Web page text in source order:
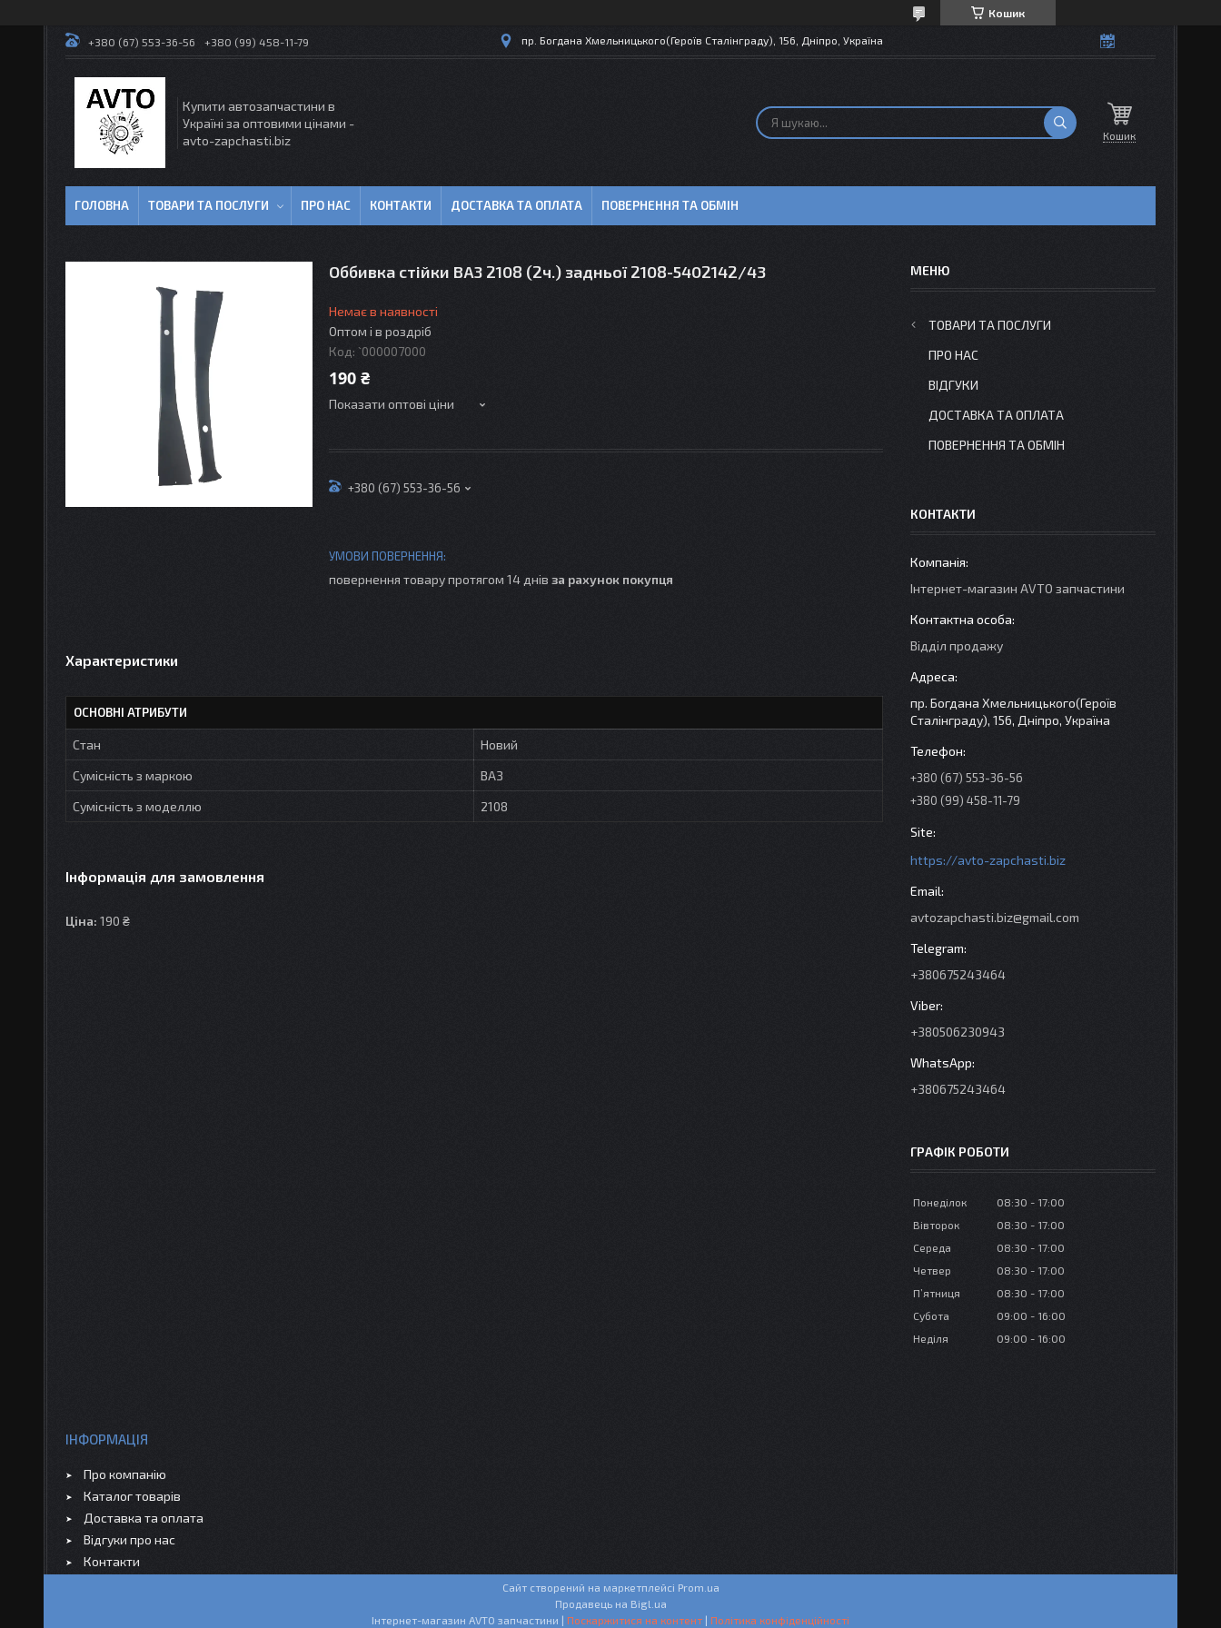
Кошик
+380 (67) 553-36-56 +380 (99) 458-11-79 пр. Богдана Хмельницького(Героїв Сталінграду), 156, Дніпро, Україна
Купити автозапчастини в
Україні за оптовими цінами -
avto-zapchasti.biz
Кошик
ГОЛОВНА ТОВАРИ ТА ПОСЛУГИ ПРО НАС КОНТАКТИ ДОСТАВКА ТА ОПЛАТА ПОВЕРНЕННЯ ТА ОБМІН
Оббивка стійки ВАЗ 2108 (2ч.) задньої 2108-5402142/43
Немає в наявності
Оптом і в роздріб
Код: `000007000
190 ₴
Показати оптові ціни
+380 (67) 553-36-56
повернення товару протягом 14 днів за рахунок покупця
Характеристики
ОСНОВНІ АТРИБУТИ
Стан
Новий
Сумісність з маркою
ВАЗ
Сумісність з моделлю
2108
Інформація для замовлення
Ціна: 190 ₴
ТОВАРИ ТА ПОСЛУГИ
ПРО НАС
ВІДГУКИ
ДОСТАВКА ТА ОПЛАТА
ПОВЕРНЕННЯ ТА ОБМІН
КОНТАКТИ
Інтернет-магазин AVTO запчастини
Відділ продажу
пр. Богдана Хмельницького(Героїв
Сталінграду), 156, Дніпро, Україна
+380 (67) 553-36-56
+380 (99) 458-11-79
https://avto-zapchasti.biz
avtozapchasti.biz@gmail.com
+380675243464
+380506230943
+380675243464
ГРАФІК РОБОТИ
Понеділок 08:30
17:00
Вівторок
08:30
17:00
Середа
08:30
17:00
Четвер
08:30
17:00
Пʼятниця
08:30
17:00
Субота
09:00
16:00
Неділя
09:00 16:00
ІНФОРМАЦІЯ
Про компанію
Каталог товарів
Доставка та оплата
Відгуки про нас
Контакти
Сайт створений на маркетплейсі Prom.ua
Продавець на Bigl.ua
Інтернет-магазин AVTO запчастини | Поскаржитися на контент | Політика конфіденційності